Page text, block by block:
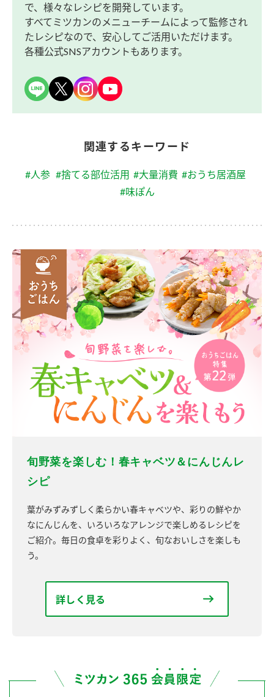
で、様々なレシピを開発しています。
すべてミツカンのメニューチームによって監修され
たレシピなので、安心してご活用いただけます。
各種公式SNSアカウントもあります。
関連するキーワード
#人参 #捨てる部位活用 #大量消費 #おうち居酒屋
#味ぽん
旬野菜を楽しむ！春キャベツ＆にんじんレ
シピ
葉がみずみずしく柔らかい春キャベツや、彩りの鮮やか
なにんじんを、いろいろなアレンジで楽しめるレシピを
ご紹介。毎日の食卓を彩りよく、旬なおいしさを楽しも
う。
詳しく見る